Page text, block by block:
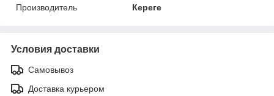
Производитель
Кереге
Условия доставки
Самовывоз
Доставка курьером